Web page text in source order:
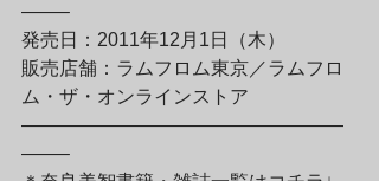
——–
発売日：2011年12月1日（木）
販売店舗：ラムフロム東京／ラムフロ
ム・ザ・オンラインストア
—————————————————
——–